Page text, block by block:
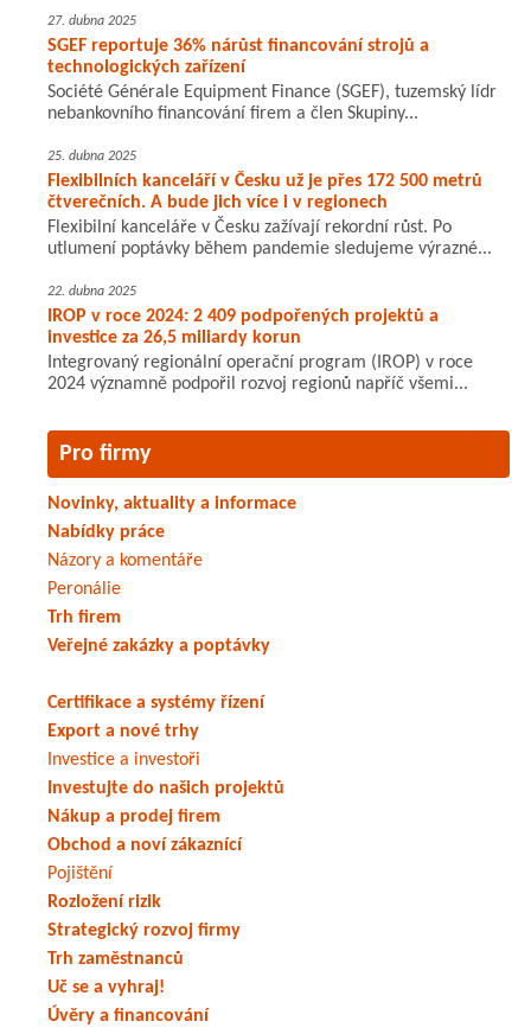
27. dubna 2025
SGEF reportuje 36% nárůst financování strojů a
technologických zařízení
Société Générale Equipment Finance (SGEF), tuzemský lídr
nebankovního financování firem a člen Skupiny...
25. dubna 2025
Flexibilních kanceláří v Česku už je přes 172 500 metrů
čtverečních. A bude jich více i v regionech
Flexibilní kanceláře v Česku zažívají rekordní růst. Po
utlumení poptávky během pandemie sledujeme výrazné...
22. dubna 2025
IROP v roce 2024: 2 409 podpořených projektů a
investice za 26,5 miliardy korun
Integrovaný regionální operační program (IROP) v roce
2024 významně podpořil rozvoj regionů napříč všemi...
Pro firmy
Novinky, aktuality a informace
Nabídky práce
Názory a komentáře
Peronálie
Trh firem
Veřejné zakázky a poptávky
Certifikace a systémy řízení
Export a nové trhy
Investice a investoři
Investujte do našich projektů
Nákup a prodej firem
Obchod a noví zákaznící
Pojištění
Rozložení rizik
Strategický rozvoj firmy
Trh zaměstnanců
Uč se a vyhraj!
Úvěry a financování